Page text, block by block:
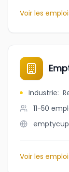
Voir les
Industrie:
11-50
Voir les